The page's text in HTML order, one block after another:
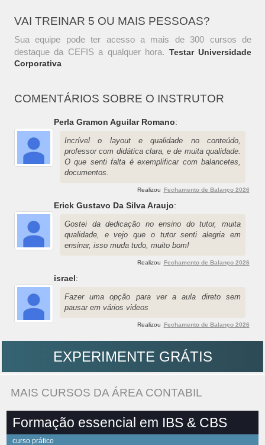
VAI TREINAR 5 OU MAIS PESSOAS?
Sua equipe pode ter acesso a mais de 300 cursos de
destaque da CEFIS a qualquer hora. Testar Universidade
Corporativa
COMENTÁRIOS SOBRE O INSTRUTOR
Perla Gramon Aguilar Romano:
Incrível o layout e qualidade no conteúdo,
professor com didática clara, e de muita qualidade.
O que senti falta é exemplificar com balancetes,
documentos.
Realizou Fechamento de Balanço 2026
Erick Gustavo Da Silva Araujo:
Gostei da dedicação no ensino do tutor, muita
qualidade, e vejo que o tutor senti alegria em
ensinar, isso muda tudo, muito bom!
Realizou Fechamento de Balanço 2026
israel:
Fazer uma opção para ver a aula direto sem
pausar em vários videos
Realizou Fechamento de Balanço 2026
EXPERIMENTE GRÁTIS
MAIS CURSOS DA ÁREA CONTABIL
Formação essencial em IBS & CBS
curso prático